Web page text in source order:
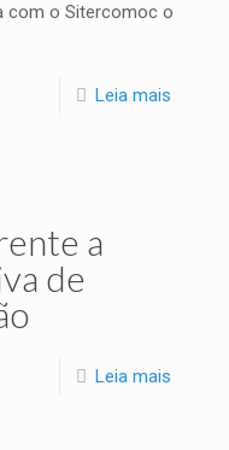
com o Sitercomoc o
Leia mais
a
de
Leia mais